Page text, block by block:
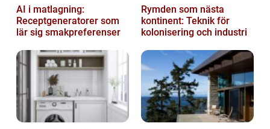
AI i matlagning:
Receptgeneratorer som
lär sig smakpreferenser
Rymden som nästa
kontinent: Teknik för
kolonisering och industri